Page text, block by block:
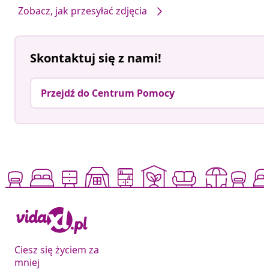
Zobacz, jak przesyłać zdjęcia
Skontaktuj się z nami!
Przejdź do Centrum Pomocy
Ciesz się życiem za
mniej